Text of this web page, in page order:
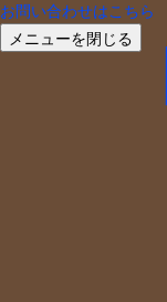
お問い合わせはこちら
メニューを閉じる